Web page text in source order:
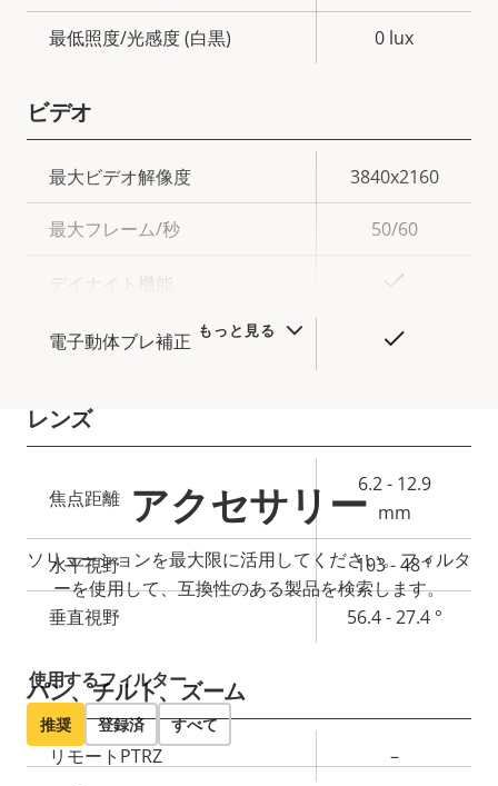
もっと見る
最低照度/光感度 (白黒) 0 lux
ビデオ
プ
ロ
パ
説
プ
ロ
値
最大ビデオ解像度 3840x2160
最大フレーム/秒 50/60
デイナイト機能
電子動体ブレ補正
レンズ
ロ
パ
テ
ィ
の
明
プ
ロ
パ
テ
ィ
焦点距離
6.2 - 12.9
mm
水平視野 103 - 48 °
垂直視野 56.4 - 27.4 °
パン、チルト、ズーム
プ
リモートPTRZ –
アクセサリー
ソリューションを最大限に活用してください。フィルタ
ーを使用して、互換性のある製品を検索します。
使用するフィルター
推奨 登録済 すべて